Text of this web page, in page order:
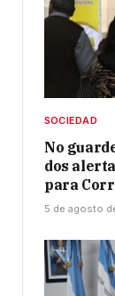
SOCIEDAD
No
dos
para
5 de agosto